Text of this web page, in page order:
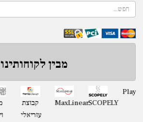
מבין לקוחותינו
קבוצת
עזריאלי
MaxLinear SCOPELY
מועצה
אזורית